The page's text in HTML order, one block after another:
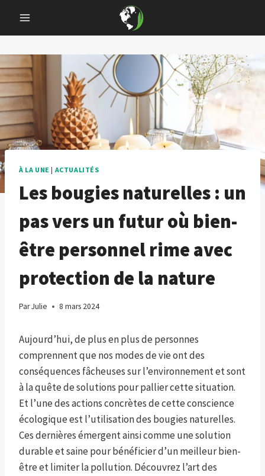
content
À LA UNE | ACTUALITÉS
Les bougies naturelles : un
pas vers un futur où bien-
être personnel rime avec
protection de la nature
ParJulie 8 mars 2024
Aujourd’hui, de plus en plus de personnes
comprennent que nos modes de vie ont des
conséquences fâcheuses sur l’environnement et sont
à la quête de solutions pour pallier cette situation.
Et l’une des actions concrètes de cette conscience
écologique est l’utilisation des bougies naturelles.
Ces dernières émergent ainsi comme une solution
durable et saine pour bénéficier d’un meilleur bien-
être et limiter la pollution. Découvrez l’art des